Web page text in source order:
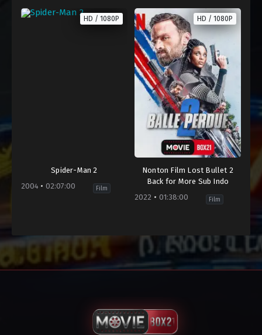
HD / 1080P
Spider-Man 2
2004
02:07:00 Film
Brunei
Darussalam ,
Canada
Filipina,
Germany,
HD / 1080P
Nonton Film Lost Bullet 2
Back for More Sub Indo
2022
01:38:00 Film
Germany
,
Turkey
United
Kingdom,
Guillaume
Pierret